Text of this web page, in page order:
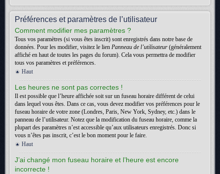
Préférences et paramètres de l’utilisateur
Comment modifier mes paramètres ?
Tous vos paramètres (si vous êtes inscrit) sont enregistrés dans notre base de
données. Pour les modifier, visitez le lien Panneau de l’utilisateur (généralement
affiché en haut de toutes les pages du forum). Cela vous permettra de modifier
tous vos paramètres et préférences.
Haut
Les heures ne sont pas correctes !
Il est possible que l’heure affichée soit sur un fuseau horaire différent de celui
dans lequel vous êtes. Dans ce cas, vous devez modifier vos préférences pour le
fuseau horaire de votre zone (Londres, Paris, New York, Sydney, etc.) dans le
panneau de l’utilisateur. Notez que la modification du fuseau horaire, comme la
plupart des paramètres n’est accessible qu’aux utilisateurs enregistrés. Donc si
vous n’êtes pas inscrit, c’est le bon moment pour le faire.
Haut
J’ai changé mon fuseau horaire et l’heure est encore
incorrecte !